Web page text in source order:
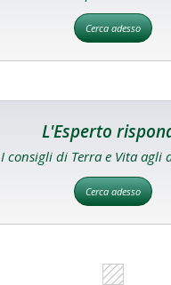
Cerca adesso
L'Esperto
I consigli di Terra e Vita agli
Cerca adesso